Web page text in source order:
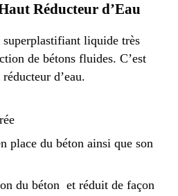
Réducteur d’Eau
liquide très
de bétons fluides. C’est
d’eau.
place du béton ainsi que son
du béton et réduit de façon